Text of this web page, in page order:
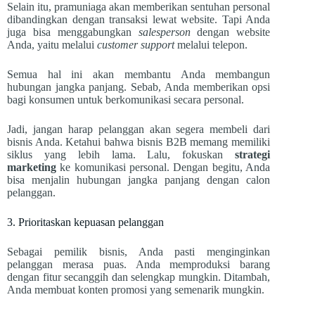
Selain itu, pramuniaga akan memberikan sentuhan personal
dibandingkan dengan transaksi lewat website. Tapi Anda
juga bisa menggabungkan salespersondengan website
Anda, yaitu melalui customer supportmelalui telepon.
Semua hal ini akan membantu Anda membangun
hubungan jangka panjang. Sebab, Anda memberikan opsi
bagi konsumen untuk berkomunikasi secara personal.
Jadi, jangan harap pelanggan akan segera membeli dari
bisnis Anda. Ketahui bahwa bisnis B2B memang memiliki
siklus yang lebih lama. Lalu, fokuskanstrategi
marketing ke komunikasi personal. Dengan begitu, Anda
bisa menjalin hubungan jangka panjang dengan calon
pelanggan.
3. Prioritaskan kepuasan pelanggan
Sebagai pemilik bisnis, Anda pasti menginginkan
pelanggan merasa puas. Anda memproduksi barang
dengan fitur secanggih dan selengkap mungkin. Ditambah,
Anda membuat konten promosi yang semenarik mungkin.